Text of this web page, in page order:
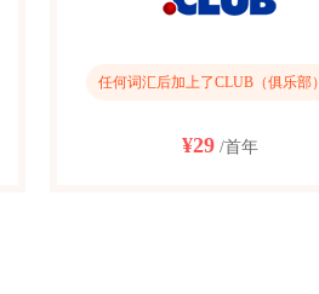
重要通知
¥29 /首年